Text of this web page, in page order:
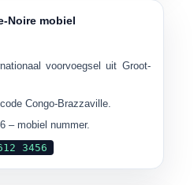
Noire mobiel
voorvoegsel uit Groot-
Congo-Brazzaville.
– mobiel nummer.
3456